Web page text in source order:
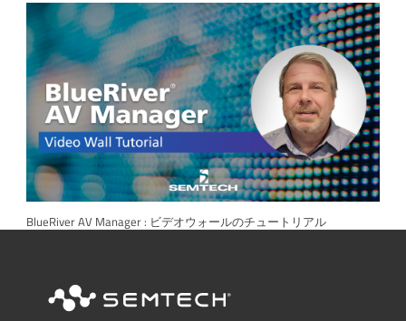
BlueRiver AV Manager : ビデオウォールのチュートリアル